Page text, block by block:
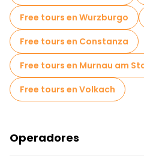
Free tours en Wurzburgo
Free tours en Constanza
Free tours en Murnau am
Free tours en Volkach
Operadores